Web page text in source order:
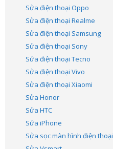
Sửa điện thoại Oppo
Sửa điện thoại Realme
Sửa điện thoại Samsung
Sửa điện thoại Sony
Sửa điện thoại Tecno
Sửa điện thoại Vivo
Sửa điện thoại Xiaomi
Sửa Honor
Sửa HTC
Sửa iPhone
Sửa sọc màn hình điện thoại